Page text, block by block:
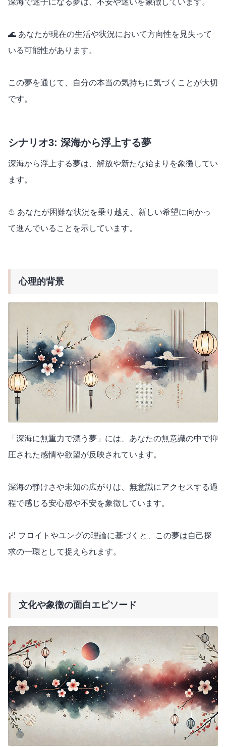
🌊 あなたが現在の生活や状況において方向性を見失って
いる可能性があります。
この夢を通じて、自分の本当の気持ちに気づくことが大切
です。
シナリオ3: 深海から浮上する夢
深海から浮上する夢は、解放や新たな始まりを象徴してい
ます。
⛵ あなたが困難な状況を乗り越え、新しい希望に向かっ
て進んでいることを示しています。
心理的背景
「深海に無重力で漂う夢」には、あなたの無意識の中で抑
圧された感情や欲望が反映されています。
深海の静けさや未知の広がりは、無意識にアクセスする過
程で感じる安心感や不安を象徴しています。
🌌 フロイトやユングの理論に基づくと、この夢は自己探
求の一環として捉えられます。
文化や象徴の面白エピソード